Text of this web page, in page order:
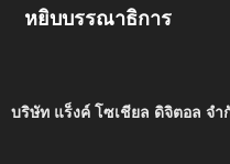
หยิบบรรณาธิการ
บริษัท แร็งค์ โซเชียล ดิจิตอล จ